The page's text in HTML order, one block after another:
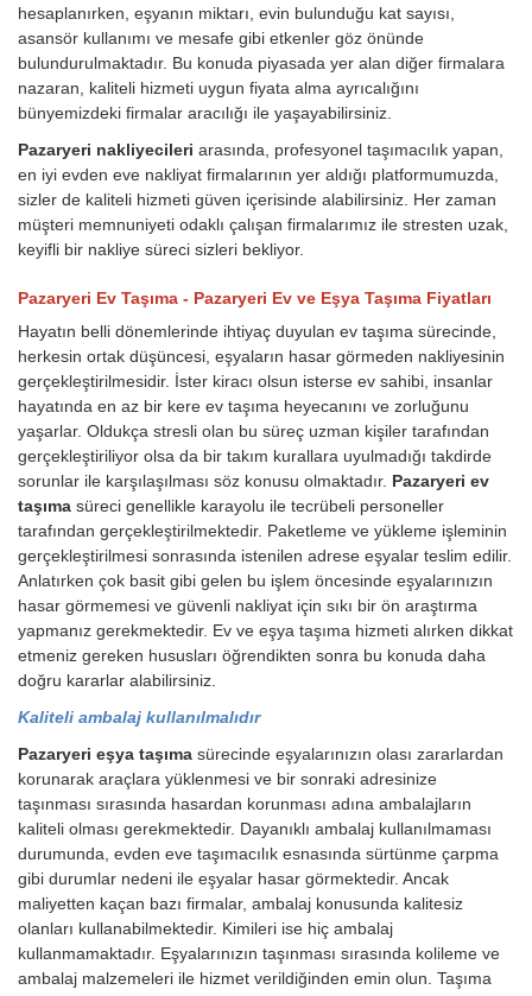
hesaplanırken, eşyanın miktarı, evin bulunduğu kat sayısı,
asansör kullanımı ve mesafe gibi etkenler göz önünde
bulundurulmaktadır. Bu konuda piyasada yer alan diğer firmalara
nazaran, kaliteli hizmeti uygun fiyata alma ayrıcalığını
bünyemizdeki firmalar aracılığı ile yaşayabilirsiniz.
Pazaryeri nakliyecileri arasında, profesyonel taşımacılık yapan,
en iyi evden eve nakliyat firmalarının yer aldığı platformumuzda,
sizler de kaliteli hizmeti güven içerisinde alabilirsiniz. Her zaman
müşteri memnuniyeti odaklı çalışan firmalarımız ile stresten uzak,
keyifli bir nakliye süreci sizleri bekliyor.
Pazaryeri Ev Taşıma - Pazaryeri Ev ve Eşya Taşıma Fiyatları
Hayatın belli dönemlerinde ihtiyaç duyulan ev taşıma sürecinde,
herkesin ortak düşüncesi, eşyaların hasar görmeden nakliyesinin
gerçekleştirilmesidir. İster kiracı olsun isterse ev sahibi, insanlar
hayatında en az bir kere ev taşıma heyecanını ve zorluğunu
yaşarlar. Oldukça stresli olan bu süreç uzman kişiler tarafından
gerçekleştiriliyor olsa da bir takım kurallara uyulmadığı takdirde
sorunlar ile karşılaşılması söz konusu olmaktadır. Pazaryeri ev
taşıma süreci genellikle karayolu ile tecrübeli personeller
tarafından gerçekleştirilmektedir. Paketleme ve yükleme işleminin
gerçekleştirilmesi sonrasında istenilen adrese eşyalar teslim edilir.
Anlatırken çok basit gibi gelen bu işlem öncesinde eşyalarınızın
hasar görmemesi ve güvenli nakliyat için sıkı bir ön araştırma
yapmanız gerekmektedir. Ev ve eşya taşıma hizmeti alırken dikkat
etmeniz gereken hususları öğrendikten sonra bu konuda daha
doğru kararlar alabilirsiniz.
Kaliteli ambalaj kullanılmalıdır
Pazaryeri eşya taşıma sürecinde eşyalarınızın olası zararlardan
korunarak araçlara yüklenmesi ve bir sonraki adresinize
taşınması sırasında hasardan korunması adına ambalajların
kaliteli olması gerekmektedir. Dayanıklı ambalaj kullanılmaması
durumunda, evden eve taşımacılık esnasında sürtünme çarpma
gibi durumlar nedeni ile eşyalar hasar görmektedir. Ancak
maliyetten kaçan bazı firmalar, ambalaj konusunda kalitesiz
olanları kullanabilmektedir. Kimileri ise hiç ambalaj
kullanmamaktadır. Eşyalarınızın taşınması sırasında kolileme ve
ambalaj malzemeleri ile hizmet verildiğinden emin olun. Taşıma